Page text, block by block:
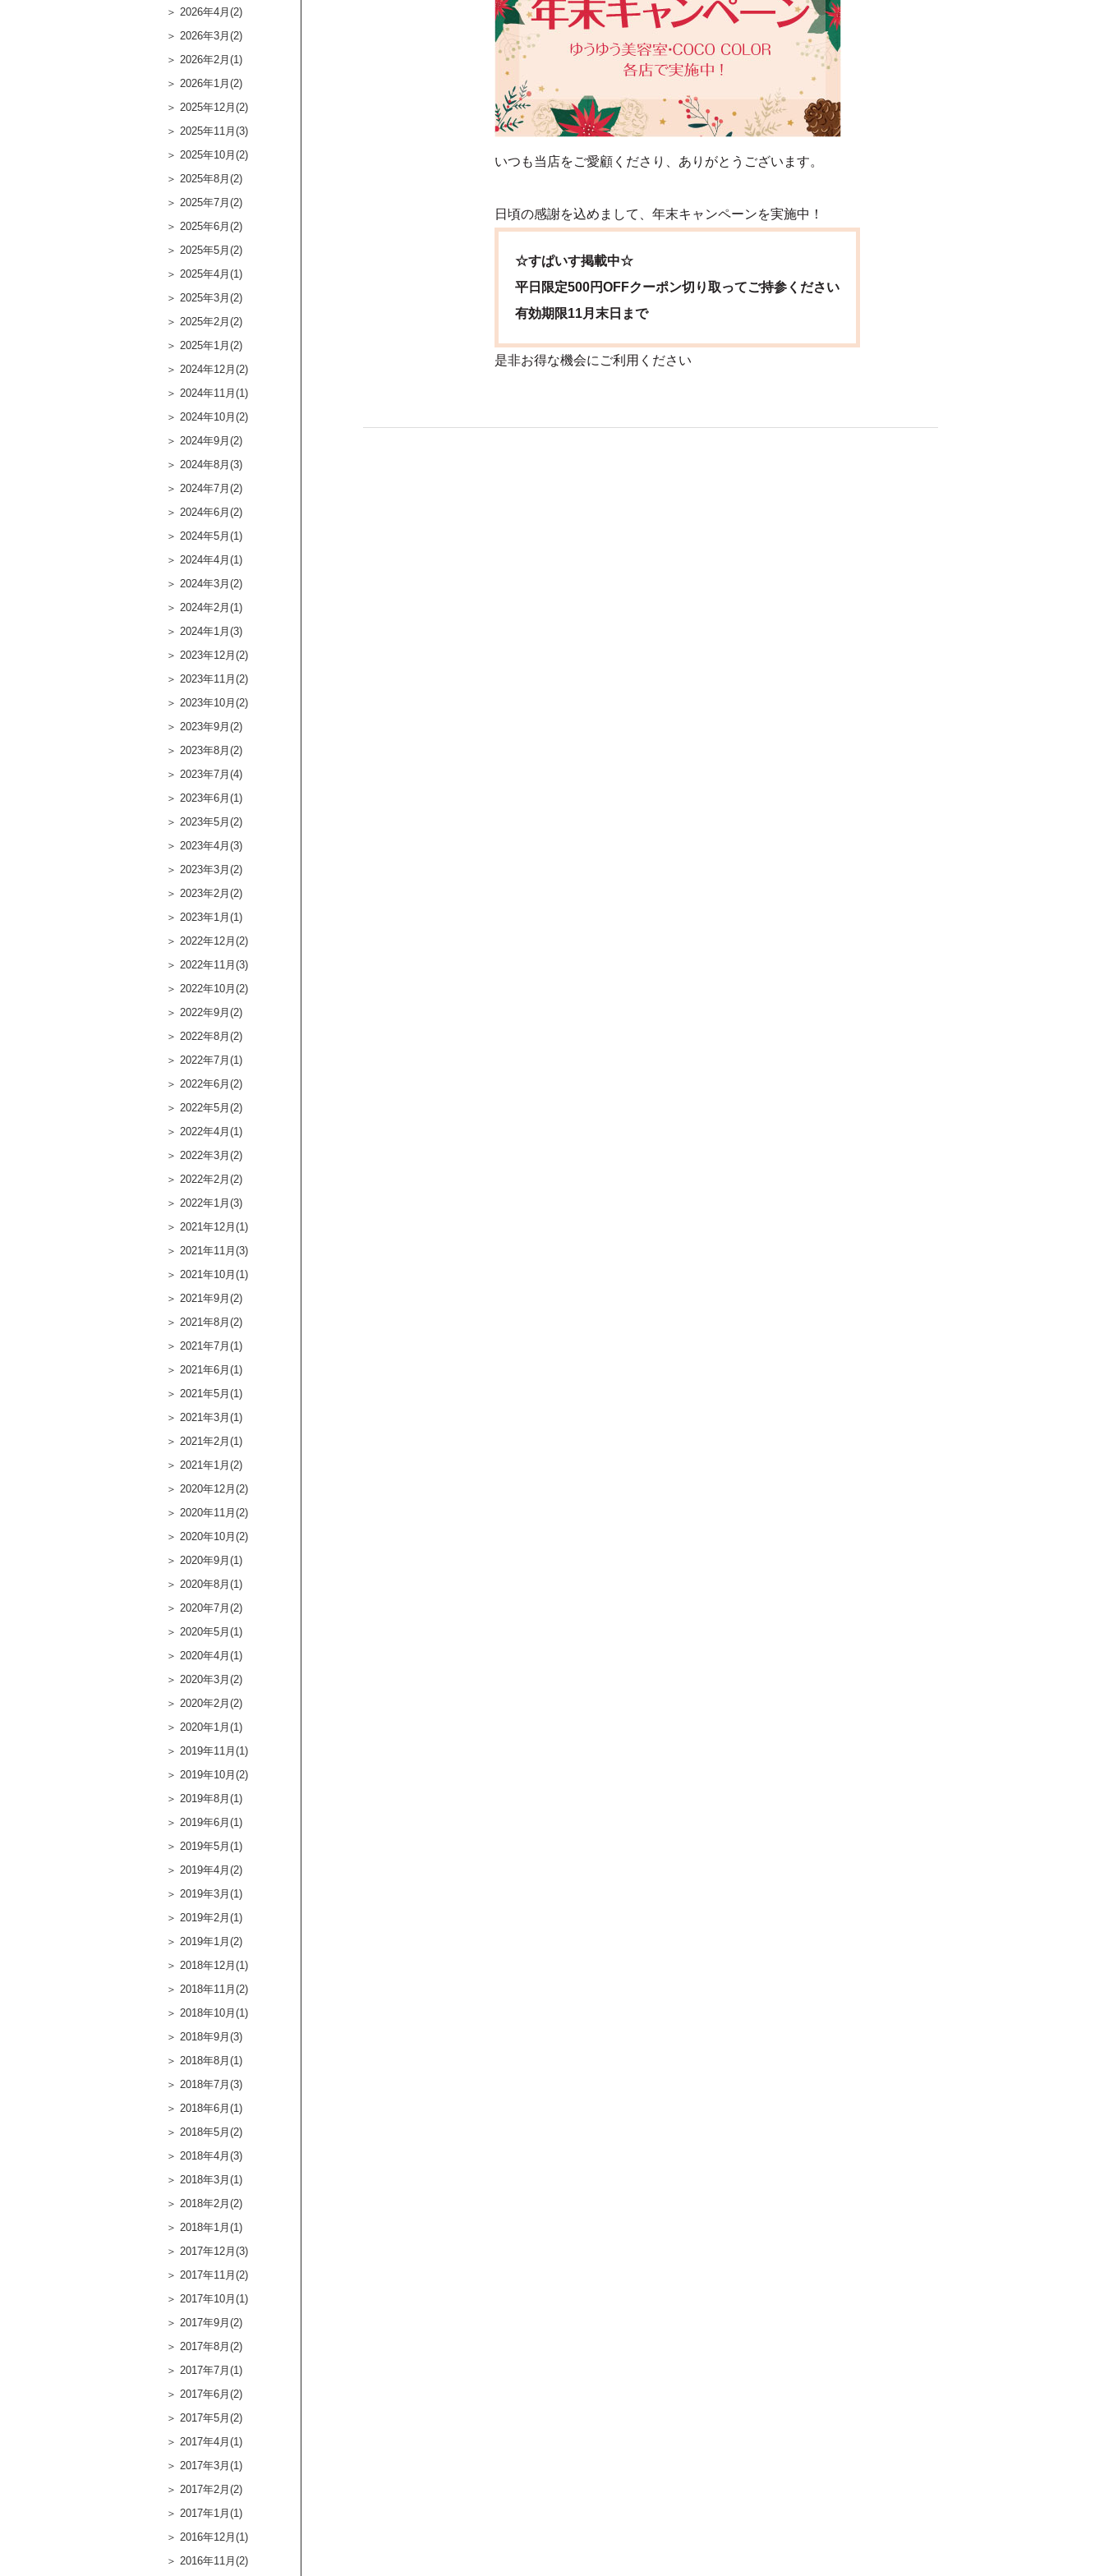
いつも当店をご愛顧くださり、ありがとうございます。
日頃の感謝を込めまして、年末キャンペーンを実施中！
☆すぱいす掲載中☆
平日限定500円OFFクーポン切り取ってご持参ください
有効期限11月末日まで
是非お得な機会にご利用ください
2026年4月(2)
2026年3月(2)
2026年2月(1)
2026年1月(2)
2025年12月(2)
2025年11月(3)
2025年10月(2)
2025年8月(2)
2025年7月(2)
2025年6月(2)
2025年5月(2)
2025年4月(1)
2025年3月(2)
2025年2月(2)
2025年1月(2)
2024年12月(2)
2024年11月(1)
2024年10月(2)
2024年9月(2)
2024年8月(3)
2024年7月(2)
2024年6月(2)
2024年5月(1)
2024年4月(1)
2024年3月(2)
2024年2月(1)
2024年1月(3)
2023年12月(2)
2023年11月(2)
2023年10月(2)
2023年9月(2)
2023年8月(2)
2023年7月(4)
2023年6月(1)
2023年5月(2)
2023年4月(3)
2023年3月(2)
2023年2月(2)
2023年1月(1)
2022年12月(2)
2022年11月(3)
2022年10月(2)
2022年9月(2)
2022年8月(2)
2022年7月(1)
2022年6月(2)
2022年5月(2)
2022年4月(1)
2022年3月(2)
2022年2月(2)
2022年1月(3)
2021年12月(1)
2021年11月(3)
2021年10月(1)
2021年9月(2)
2021年8月(2)
2021年7月(1)
2021年6月(1)
2021年5月(1)
2021年3月(1)
2021年2月(1)
2021年1月(2)
2020年12月(2)
2020年11月(2)
2020年10月(2)
2020年9月(1)
2020年8月(1)
2020年7月(2)
2020年5月(1)
2020年4月(1)
2020年3月(2)
2020年2月(2)
2020年1月(1)
2019年11月(1)
2019年10月(2)
2019年8月(1)
2019年6月(1)
2019年5月(1)
2019年4月(2)
2019年3月(1)
2019年2月(1)
2019年1月(2)
2018年12月(1)
2018年11月(2)
2018年10月(1)
2018年9月(3)
2018年8月(1)
2018年7月(3)
2018年6月(1)
2018年5月(2)
2018年4月(3)
2018年3月(1)
2018年2月(2)
2018年1月(1)
2017年12月(3)
2017年11月(2)
2017年10月(1)
2017年9月(2)
2017年8月(2)
2017年7月(1)
2017年6月(2)
2017年5月(2)
2017年4月(1)
2017年3月(1)
2017年2月(2)
2017年1月(1)
2016年12月(1)
2016年11月(2)